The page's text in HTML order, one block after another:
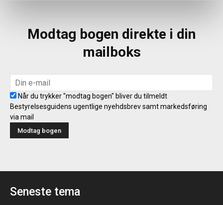
Modtag bogen direkte i din
mailboks
Når du trykker "modtag bogen" bliver du tilmeldt
Bestyrelsesguidens ugentlige nyehdsbrev samt markedsføring
via mail
Seneste tema